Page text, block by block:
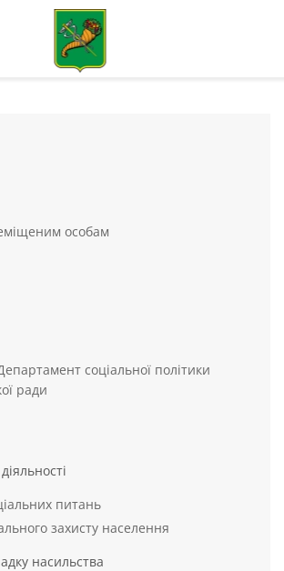
content
особам
соціальної політики
ради
питань
захисту населення
насильства